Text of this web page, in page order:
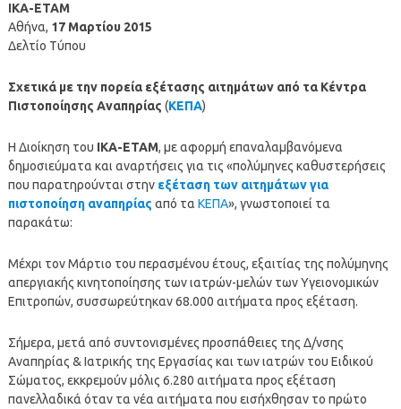
ΙΚΑ-ΕΤΑΜ
Αθήνα, 17 Μαρτίου 2015
Δελτίο Τύπου
Σχετικά με την πορεία εξέτασης αιτημάτων από τα Κέντρα
Πιστοποίησης Αναπηρίας (ΚΕΠΑ)
Η Διοίκηση του ΙΚΑ-ΕΤΑΜ, με αφορμή επαναλαμβανόμενα
δημοσιεύματα και αναρτήσεις για τις «πολύμηνες καθυστερήσεις
που παρατηρούνται στην εξέταση των αιτημάτων για
πιστοποίηση αναπηρίας από τα ΚΕΠΑ», γνωστοποιεί τα
παρακάτω:
Μέχρι τον Μάρτιο του περασμένου έτους, εξαιτίας της πολύμηνης
απεργιακής κινητοποίησης των ιατρών-μελών των Υγειονομικών
Επιτροπών, συσσωρεύτηκαν 68.000 αιτήματα προς εξέταση.
Σήμερα, μετά από συντονισμένες προσπάθειες της Δ/νσης
Αναπηρίας & Ιατρικής της Εργασίας και των ιατρών του Ειδικού
Σώματος, εκκρεμούν μόλις 6.280 αιτήματα προς εξέταση
πανελλαδικά όταν τα νέα αιτήματα που εισήχθησαν το πρώτο